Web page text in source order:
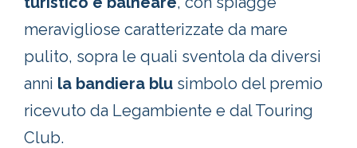
meravigliose caratterizzate da mare
pulito, sopra le quali sventola da diversi
anni la bandiera blu simbolo del premio
ricevuto da Legambiente e dal Touring
Club.